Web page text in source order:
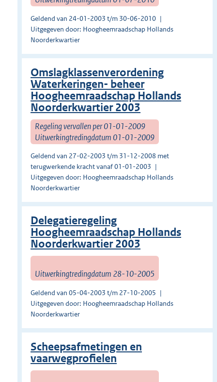
Geldend van 24-01-2003 t/m 30-06-2010
Uitgegeven door: Hoogheemraadschap Hollands
Noorderkwartier
Omslagklassenverordening
Waterkeringen- beheer
Hoogheemraadschap Hollands
Noorderkwartier 2003
Regeling vervallen per 01-01-2009
Uitwerkingtredingdatum 01-01-2009
Geldend van 27-02-2003 t/m 31-12-2008 met
terugwerkende kracht vanaf 01-01-2003
Uitgegeven door: Hoogheemraadschap Hollands
Noorderkwartier
Delegatieregeling
Hoogheemraadschap Hollands
Noorderkwartier 2003
Uitwerkingtredingdatum 28-10-2005
Geldend van 05-04-2003 t/m 27-10-2005
Uitgegeven door: Hoogheemraadschap Hollands
Noorderkwartier
Scheepsafmetingen en
vaarwegprofielen